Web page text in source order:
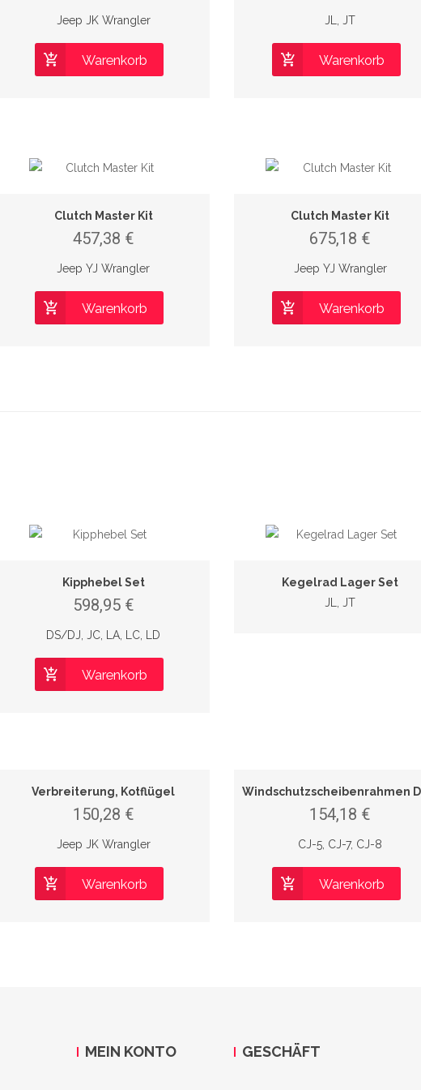
Jeep JK Wrangler
Warenkorb
JL, JT
Warenkorb
Clutch Master Kit
457,38 €
Jeep YJ Wrangler
Warenkorb
Clutch Master Kit
675,18 €
Jeep YJ Wrangler
Warenkorb
Kipphebel Set
598,95 €
DS/DJ, JC, LA, LC, LD
Warenkorb
Kegelrad Lager Set
JL, JT
Verbreiterung, Kotflügel
150,28 €
Jeep JK Wrangler
Warenkorb
154,18 €
CJ-5, CJ-7, CJ-8
Warenkorb
MEIN KONTO GESCHÄFT